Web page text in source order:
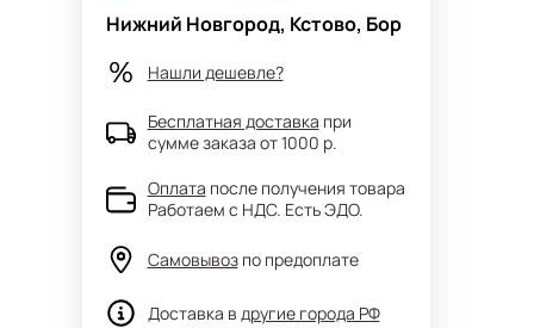
Нижний Новгород, Кстово, Бор
Нашли дешевле?
Бесплатная доставка при
сумме заказа от 1000 р.
Оплата после получения товара
Работаем с НДС. Есть ЭДО.
Самовывоз по предоплате
Доставка в другие города РФ